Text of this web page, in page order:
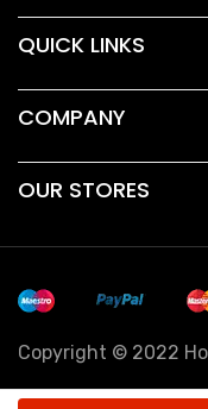
QUICK LINKS
COMPANY
OUR STORES
Copyright © 2022